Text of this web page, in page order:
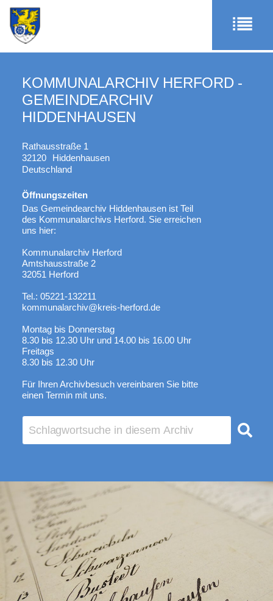
KOMMUNALARCHIV HERFORD -
GEMEINDEARCHIV
HIDDENHAUSEN
Rathausstraße 1
32120
Hiddenhausen
Deutschland
Öffnungszeiten
Das Gemeindearchiv Hiddenhausen ist Teil
des Kommunalarchivs Herford. Sie erreichen
uns hier:
Kommunalarchiv Herford
Amtshausstraße 2
32051 Herford
Tel.: 05221-132211
kommunalarchiv@kreis-herford.de
Montag bis Donnerstag
8.30 bis 12.30 Uhr und 14.00 bis 16.00 Uhr
Freitags
8.30 bis 12.30 Uhr
Für Ihren Archivbesuch vereinbaren Sie bitte
einen Termin mit uns.